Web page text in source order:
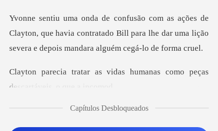
Histórico
yton, que havia contratado Bill para lhe dar uma lição
vidas humanas como peças
d
Capítulos Desbloqueados